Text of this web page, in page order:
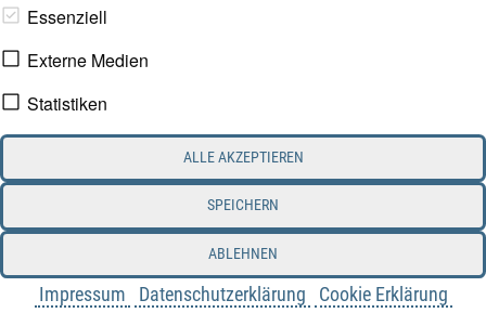
Essenziell
Externe Medien
Statistiken
ALLE AKZEPTIEREN
SPEICHERN
ABLEHNEN
Impressum Datenschutzerklärung Cookie Erklärung
www.derfinanzinvestor.de - © 2026 - Die Publikation für
Datenschutz
Interessenskonflikt & Risikohinweis
Nutzungsbedingungen